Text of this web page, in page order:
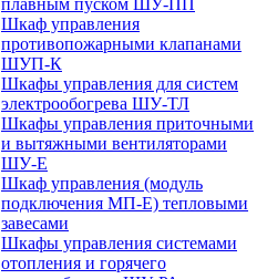
плавным пуском ШУ-ПП
Шкаф управления
противопожарными клапанами
ШУП-К
Шкафы управления для систем
электрообогрева ШУ-ТЛ
Шкафы управления приточными
и вытяжными вентиляторами
ШУ-Е
Шкаф управления (модуль
подключения МП-Е) тепловыми
завесами
Шкафы управления системами
отопления и горячего